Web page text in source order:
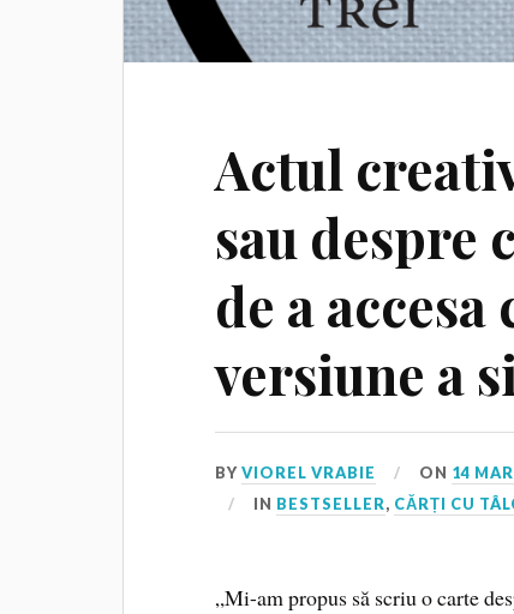
Actul
sau despre
de a
versiune a
BYVIOREL VRABIE ON 14
IN BESTSELLER, CĂRȚI CU
„Mi-am propus să scriu o carte